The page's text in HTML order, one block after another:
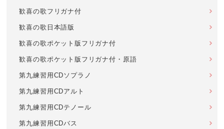
歓喜の歌フリガナ付
歓喜の歌日本語版
歓喜の歌ポケット版フリガナ付
歓喜の歌ポケット版フリガナ付・原語
第九練習用CDソプラノ
第九練習用CDアルト
第九練習用CDテノール
第九練習用CDバス